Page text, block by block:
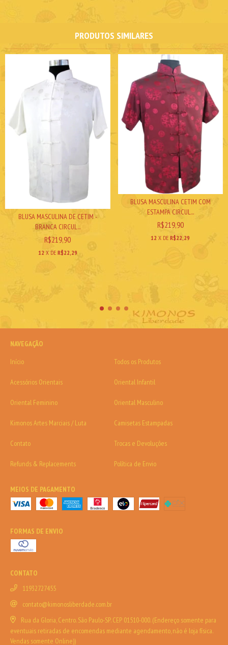
PRODUTOS SIMILARES
BLUSA MASCULINA DE CETIM -
BRANCA CIRCUL...
R$219,90
12 X DE R$22,29
BLUSA MASCULINA CETIM COM
ESTAMPA CIRCUL...
R$219,90
12 X DER$22,29
NAVEGAÇÃO
Início
Todos os Produtos
Acessórios Orientais Oriental Infantil
Oriental Feminino Oriental Masculino
Kimonos Artes Marciais / Luta Camisetas Estampadas
Contato Trocas e Devoluções
Refunds & Replacements Política de Envio
MEIOS DE PAGAMENTO
FORMAS DE ENVIO
CONTATO
11932727455
contato@kimonosliberdade.com.br
Rua da Gloria, Centro. São Paulo-SP. CEP 01510-000. (Endereço somente para
eventuais retiradas de encomendas mediante agendamento, não é loja física.
Vendas somente Online))